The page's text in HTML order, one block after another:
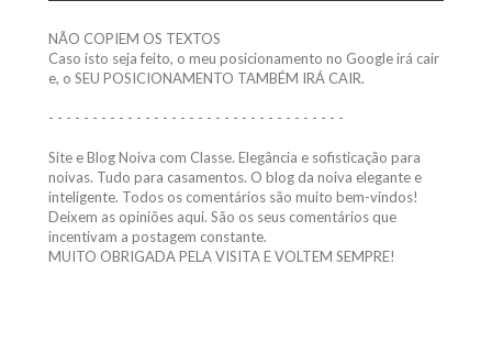
NÃO COPIEM OS TEXTOS
Caso isto seja feito, o meu posicionamento no Google irá cair
e, o SEU POSICIONAMENTO TAMBÉM IRÁ CAIR.
- - - - - - - - - - - - - - - - - - - - - - - - - - - - - - - - - -
Site e Blog Noiva com Classe. Elegância e sofisticação para
noivas. Tudo para casamentos. O blog da noiva elegante e
inteligente. Todos os comentários são muito bem-vindos!
Deixem as opiniões aqui. São os seus comentários que
incentivam a postagem constante.
MUITO OBRIGADA PELA VISITA E VOLTEM SEMPRE!